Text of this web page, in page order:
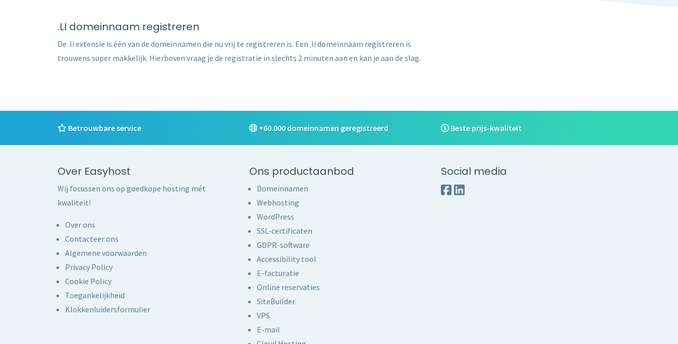
.LI domeinnaam registreren
De .li extensie is één van de domeinnamen die nu vrij te registreren is. Een .li domeinnaam registreren is
trouwens super makkelijk. Hierboven vraag je de registratie in slechts 2 minuten aan en kan je aan de slag.
Betrouwbare service +60.000 domeinnamen geregistreerd Beste prijs-kwaliteit
Over Easyhost
Wij focussen ons op goedkope hosting mét
kwaliteit!
Over ons
Contacteer ons
Algemene voorwaarden
Privacy Policy
Cookie Policy
Toegankelijkheid
Klokkenluidersformulier
Ons productaanbod
Domeinnamen
Webhosting
WordPress
SSL-certificaten
GDPR-software
Accessibility tool
E-facturatie
Online reservaties
SiteBuilder
VPS
E-mail
Social media